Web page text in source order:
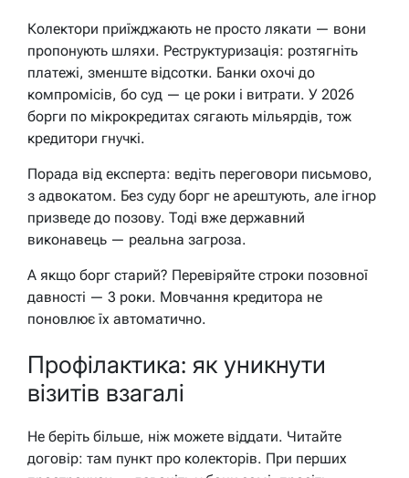
Колектори приїжджають не просто лякати — вони
пропонують шляхи. Реструктуризація: розтягніть
платежі, зменште відсотки. Банки охочі до
компромісів, бо суд — це роки і витрати. У 2026
борги по мікрокредитах сягають мільярдів, тож
кредитори гнучкі.
Порада від експерта: ведіть переговори письмово,
з адвокатом. Без суду борг не арештують, але ігнор
призведе до позову. Тоді вже державний
виконавець — реальна загроза.
А якщо борг старий? Перевіряйте строки позовної
давності — 3 роки. Мовчання кредитора не
поновлює їх автоматично.
Профілактика: як уникнути
візитів взагалі
Не беріть більше, ніж можете віддати. Читайте
договір: там пункт про колекторів. При перших